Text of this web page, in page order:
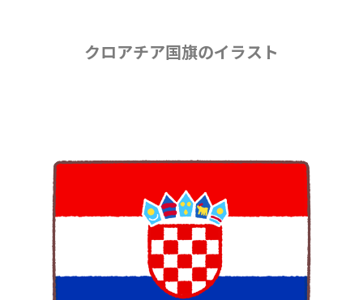
クロアチア国旗のイラスト